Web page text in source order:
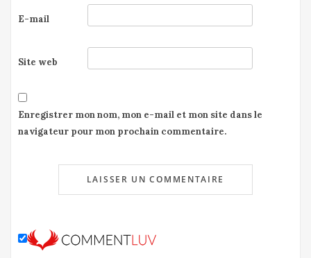
E-mail
Site web
Enregistrer mon nom, mon e-mail et mon site dans le
navigateur pour mon prochain commentaire.